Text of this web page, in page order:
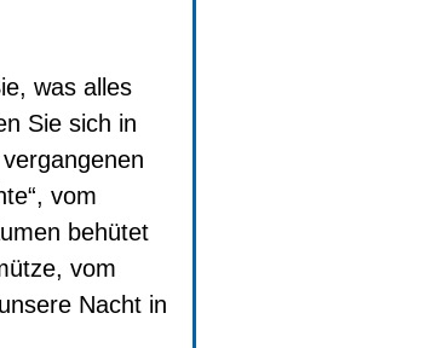
was alles
Sie sich in
vom
behütet
vom
Nacht in